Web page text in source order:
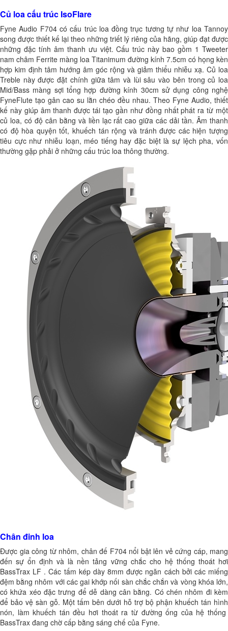
Củ loa cấu trúc IsoFlare
Fyne Audio F704 có cấu trúc loa đồng trục tương tự như loa Tannoy
song được thiết kế lại theo những triết lý riêng của hãng, giúp đạt được
những đặc tính âm thanh ưu việt. Cấu trúc này bao gồm 1 Tweeter
nam châm Ferrite màng loa Titanimum đường kính 7.5cm có họng kèn
hợp kim định tâm hướng âm góc rộng và giảm thiểu nhiễu xạ. Củ loa
Treble này được đặt chính giữa tâm và lùi sâu vào bên trong củ loa
Mid/Bass màng sợi tổng hợp đường kính 30cm sử dụng công nghệ
FyneFlute tạo gân cao su lằn chéo đều nhau. Theo Fyne Audio, thiết
kế này giúp âm thanh được tái tạo gần như đồng nhất phát ra từ một
củ loa, có độ cân bằng và liền lạc rất cao giữa các dải tần. Âm thanh
có độ hòa quyện tốt, khuếch tán rộng và tránh được các hiện tượng
tiêu cực như nhiễu loạn, méo tiếng hay đặc biệt là sự lệch pha, vốn
thường gặp phải ở những cấu trúc loa thông thường.
Chân đinh loa
Được gia công từ nhôm, chân đế F704 nổi bật lên vẻ cứng cáp, mang
đến sự ổn định và là nền tảng vững chắc cho hệ thống thoát hơi
BassTrax LF . Các tấm kép dày 8mm được ngăn cách bởi các miếng
đệm bằng nhôm với các gai khớp nối sàn chắc chắn và vòng khóa lớn,
có khứa xéo đặc trưng để dễ dàng cân bằng. Có chén nhôm đi kèm
để bảo vệ sàn gỗ. Một tấm bên dưới hỗ trợ bộ phận khuếch tán hình
nón, làm khuếch tán đều hơi thoát ra từ đường ống của hệ thống
BassTrax đang chờ cấp bằng sáng chế của Fyne.